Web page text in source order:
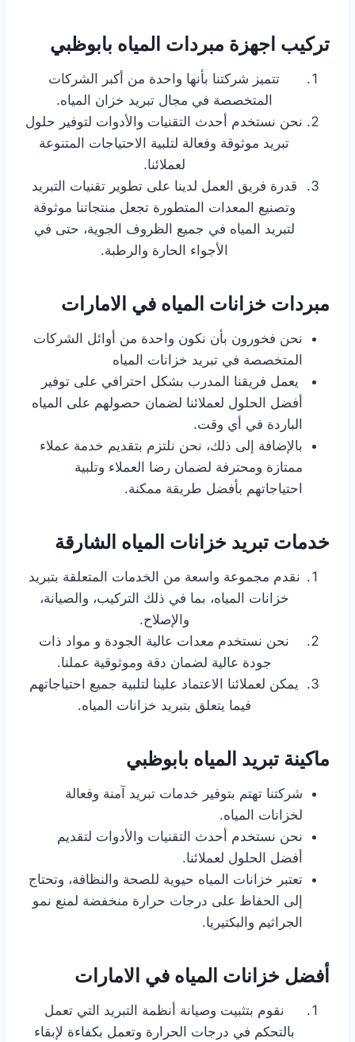
تركيب اجهزة مبردات المياه بابوظبي
تتميز شركتنا بأنها واحدة من أكبر الشركات
المتخصصة في مجال تبريد خزان المياه.
نحن نستخدم أحدث التقنيات والأدوات لتوفير حلول
تبريد موثوقة وفعالة لتلبية الاحتياجات المتنوعة
لعملائنا.
قدرة فريق العمل لدينا على تطوير تقنيات التبريد
وتصنيع المعدات المتطورة تجعل منتجاتنا موثوقة
لتبريد المياه في جميع الظروف الجوية، حتى في
الأجواء الحارة والرطبة.
مبردات خزانات المياه في الامارات
نحن فخورون بأن نكون واحدة من أوائل الشركات
المتخصصة في تبريد خزانات المياه
يعمل فريقنا المدرب بشكل احترافي على توفير
أفضل الحلول لعملائنا لضمان حصولهم على المياه
الباردة في أي وقت.
بالإضافة إلى ذلك، نحن نلتزم بتقديم خدمة عملاء
ممتازة ومحترفة لضمان رضا العملاء وتلبية
احتياجاتهم بأفضل طريقة ممكنة.
خدمات تبريد خزانات المياه الشارقة
نقدم مجموعة واسعة من الخدمات المتعلقة بتبريد
خزانات المياه، بما في ذلك التركيب، والصيانة،
والإصلاح.
نحن نستخدم معدات عالية الجودة و مواد ذات
جودة عالية لضمان دقة وموثوقية عملنا.
يمكن لعملائنا الاعتماد علينا لتلبية جميع احتياجاتهم
فيما يتعلق بتبريد خزانات المياه.
ماكينة تبريد المياه بابوظبي
شركتنا تهتم بتوفير خدمات تبريد آمنة وفعالة
لخزانات المياه.
نحن نستخدم أحدث التقنيات والأدوات لتقديم
أفضل الحلول لعملائنا.
تعتبر خزانات المياه حيوية للصحة والنظافة، وتحتاج
إلى الحفاظ على درجات حرارة منخفضة لمنع نمو
الجراثيم والبكتيريا.
أفضل خزانات المياه في الامارات
نقوم بتثبيت وصيانة أنظمة التبريد التي تعمل
بالتحكم في درجات الحرارة وتعمل بكفاءة لإبقاء